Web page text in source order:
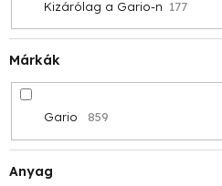
Kizárólag a Gario-n 177
Márkák
Gario 859
Anyag